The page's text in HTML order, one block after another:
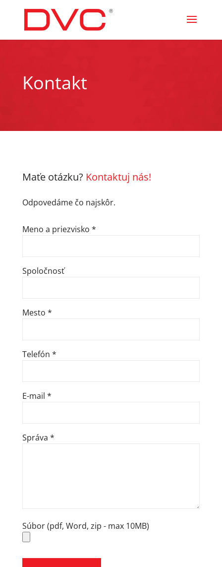
Kontakt
Maťe otázku? Kontaktuj nás!
Odpovedáme čo najskôr.
Meno a priezvisko *
Spoločnosť
Mesto *
Telefón *
E-mail *
Správa *
Súbor (pdf, Word, zip - max 10MB)